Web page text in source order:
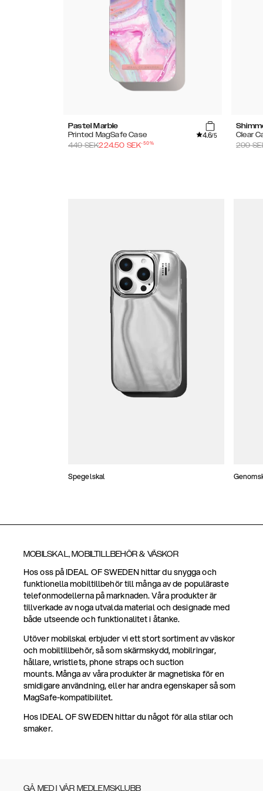
Pastel Marble
Printed MagSafe Case
4.6/5
449SEK224.50 SEK-50%
Clear
299
Spegelskal
MOBILSKAL, MOBILTILLBEHÖR & VÄSKOR
Hos oss på IDEAL OF SWEDEN hittar du snygga och
funktionella mobiltillbehör till många av de populäraste
telefonmodellerna på marknaden. Våra produkter är
tillverkade av noga utvalda material och designade med
både utseende och funktionalitet i åtanke.
Utöver mobilskal erbjuder vi ett stort sortiment av väskor
och mobiltillbehör, så som skärmskydd, mobilringar,
hållare, wristlets, phone straps och suction
mounts. Många av våra produkter är magnetiska för en
smidigare användning, eller har andra egenskaper så som
MagSafe-kompatibilitet.
Hos IDEAL OF SWEDEN hittar du något för alla stilar och
smaker.
GÅ MED I VÅR MEDLEMSKLUBB